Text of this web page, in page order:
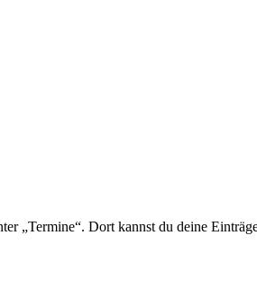
„Termine“. Dort kannst du deine